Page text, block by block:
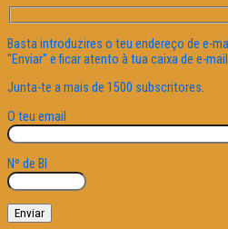
Basta introduzires o teu endereço de e-
"Enviar" e ficar atento à tua caixa de e-
Junta-te a mais de 1500 subscritores.
O teu email
Nº de BI